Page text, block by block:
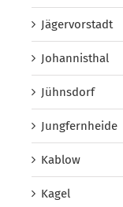
Jägervorstadt
Johannisthal
Jühnsdorf
Jungfernheide
Kablow
Kagel